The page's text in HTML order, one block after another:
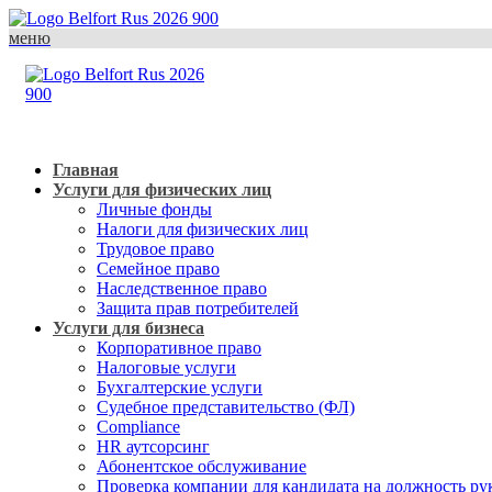
меню
Главная
Услуги для физических лиц
Личные фонды
Налоги для физических лиц
Трудовое право
Семейное право
Наследственное право
Защита прав потребителей
Услуги для бизнеса
Корпоративное право
Налоговые услуги
Бухгалтерские услуги
Судебное представительство (ФЛ)
Compliance
HR аутсорсинг
Абонентское обслуживание
Проверка компании для кандидата на должность